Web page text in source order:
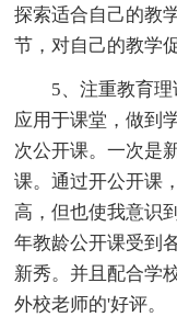
探索适合自己的教
节，对自己的教学
5、注重教育
应用于课堂，做到
次公开课。一次是
课。通过开公开课
高，但也使我意识
年教龄公开课受到
新秀。并且配合学
外校老师的'好评。